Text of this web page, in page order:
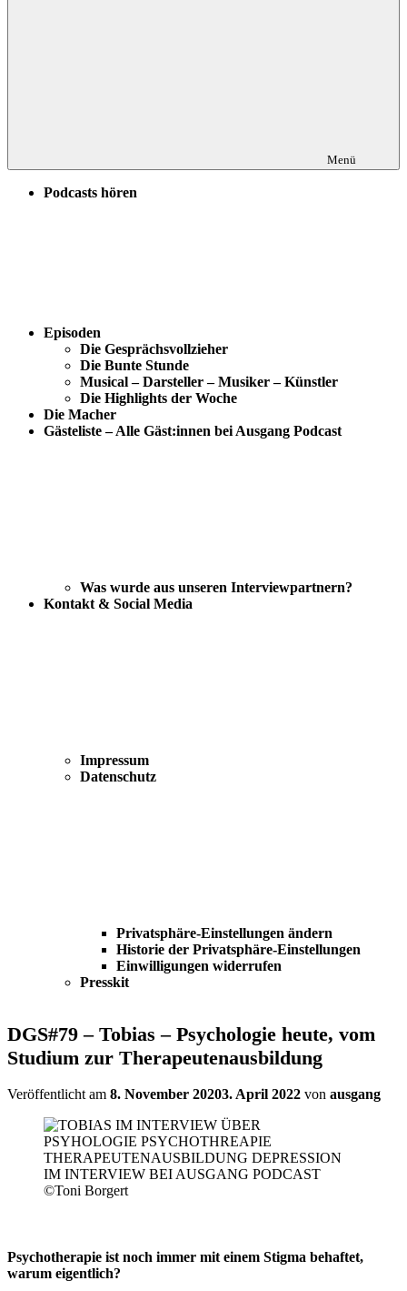
Menü
Podcasts hören
Episoden
Die Gesprächsvollzieher
Die Bunte Stunde
Musical – Darsteller – Musiker – Künstler
Die Highlights der Woche
Die Macher
Gästeliste – Alle Gäst:innen bei Ausgang Podcast
Was wurde aus unseren Interviewpartnern?
Kontakt & Social Media
Impressum
Datenschutz
Privatsphäre-Einstellungen ändern
Historie der Privatsphäre-Einstellungen
Einwilligungen widerrufen
Presskit
DGS#79 – Tobias – Psychologie heute, vom
Studium zur Therapeutenausbildung
Veröffentlicht am 8. November 20203. April 2022 von ausgang
©Toni Borgert
Psychotherapie ist noch immer mit einem Stigma behaftet,
warum eigentlich?